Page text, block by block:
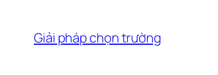
Giải pháp chọn trường